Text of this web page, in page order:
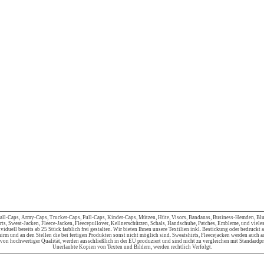
Army-Caps, Trucker-Caps, Full-Caps, Kinder-Caps, Mützen, Hüte, Visors, Bandanas, Business-Hemden,
Sweat-Jacken, Fleece-Jacken, Fleecepullover, Kellnerschürzen, Schals, Handschuhe, Patches, Embleme, und
bereits ab 25 Stück farblich frei gestalten. Wir bieten Ihnen unsere Textilien inkl. Bestickung oder
und an den Stellen die bei fertigen Produkten sonst nicht möglich sind. Sweatshirts, Fleecejacken werden auch
hochwertiger Qualität, werden ausschließlich in der EU produziert und sind nicht zu vergleichen mit
Unerlaubte Kopien von Texten und Bildern, werden rechtlich Verfolgt.